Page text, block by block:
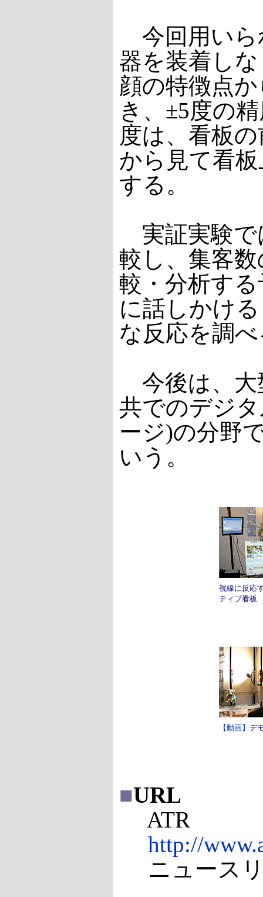
今回用いら
器を装着し
顔の特徴点
き、±5度の
度は、看板
から見て看
する。
実証実験で
較し、集客
較・分析す
に話しかけ
な反応を調
今後は、大
共でのデジ
ージ)の分野
いう。
視線に反応
ティブ看板
【動画】 デ
■URL
ATR
http://
ニュース